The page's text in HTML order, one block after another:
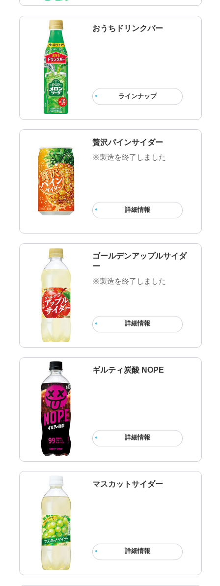
おうちドリンクバー
ラインナップ
贅沢パインサイダー
※製造を終了しました
詳細情報
ゴールデンアップルサイダ
ー
※製造を終了しました
詳細情報
ギルティ炭酸 NOPE
詳細情報
マスカットサイダー
詳細情報